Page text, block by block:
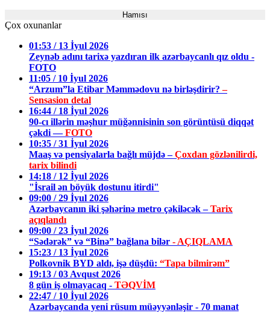
Hamısı
Çox oxunanlar
01:53 / 13 İyul 2026
Zeynəb adını tarixə yazdıran ilk azərbaycanlı qız oldu -
FOTO
11:05 / 10 İyul 2026
“Arzum”la Etibar Məmmədovu nə birləşdirir?–
Sensasion detal
16:44 / 18 İyul 2026
90-cı illərin məşhur müğənnisinin son görüntüsü diqqət
çəkdi —FOTO
10:35 / 31 İyul 2026
Maaş və pensiyalarla bağlı müjdə –Çoxdan gözlənilirdi,
tarix bilindi
14:18 / 12 İyul 2026
"İsrail ən böyük dostunu itirdi"
09:00 / 29 İyul 2026
Azərbaycanın iki şəhərinə metro çəkiləcək –Tarix
açıqlandı
09:00 / 23 İyul 2026
“Sədərək” və “Binə” bağlana bilər - AÇIQLAMA
15:23 / 13 İyul 2026
Polkovnik BYD aldı, işə düşdü: “Tapa bilmirəm”
19:13 / 03 Avqust 2026
8 gün iş olmayacaq - TƏQVİM
22:47 / 10 İyul 2026
Azərbaycanda yeni rüsum müəyyənləşir - 70 manat